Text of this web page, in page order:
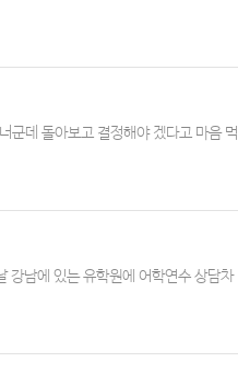
군데 돌아보고 결정해야 겠다고 마음 먹
강남에 있는 유학원에 어학연수 상담차